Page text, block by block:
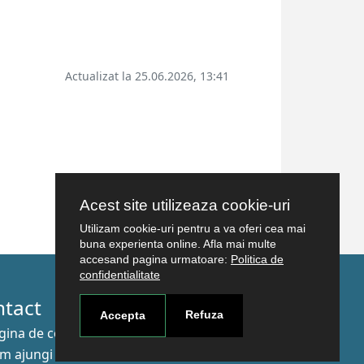
Acest site utilizeaza cookie-uri
Utilizam cookie-uri pentru a va oferi cea mai
buna experienta online. Afla mai multe
accesand pagina urmatoare: Politica de
confidentialitate
Accepta Refuza
Actualizat la 25.06.2026, 13:41
de contact
ajungi aici